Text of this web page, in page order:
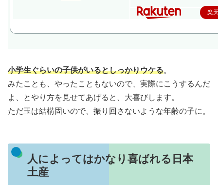
楽
小学生ぐらいの子供がいるとしっかりウケる。
みたことも、やったこともないので、実際にこうするんだ
よ、とやり方を見せてあげると、大喜びします。
ただ玉は結構固いので、振り回さないような年齢の子に。
人によってはかなり喜ばれる日本
土産